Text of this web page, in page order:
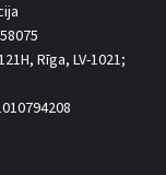
Rīga, LV-1021;